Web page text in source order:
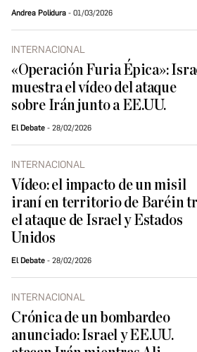
Andrea Polidura 01/03/2026
INTERNACIONAL
«Operación Furia Épica»:
muestra el vídeo del ataque
sobre Irán junto a EE.UU.
El Debate 28/02/2026
INTERNACIONAL
Vídeo: el impacto de un misil
iraní en territorio de Baréin
el ataque de Israel y Estados
Unidos
El Debate 28/02/2026
INTERNACIONAL
Crónica de un bombardeo
anunciado: Israel y EE.UU.